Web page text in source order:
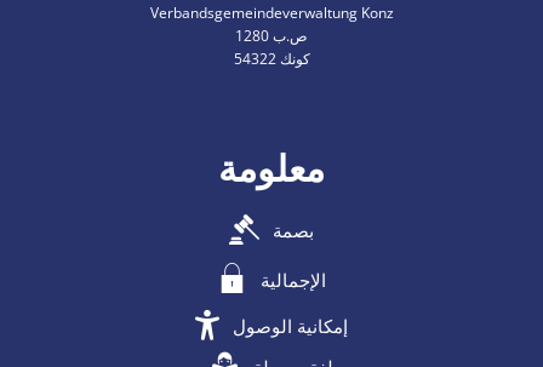
Verbandsgemeindeverwaltung Konz
ص.ب 1280
54322 كونك
معلومة
بصمة
الإجمالية
إمكانية الوصول